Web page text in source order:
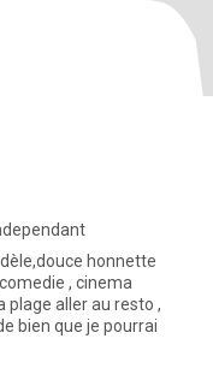
honnette
, cinema
plage aller au resto ,
bien que je pourrai